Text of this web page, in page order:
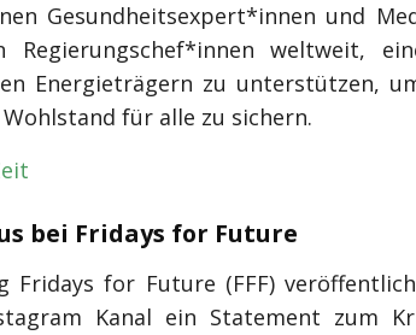
Gesundheitsexpert*innen und
Regierungschef*innen weltweit,
Energieträgern zu unterstützen,
für alle zu sichern.
bei Fridays for Future
Fridays for Future (FFF)
Kanal ein Statement zum